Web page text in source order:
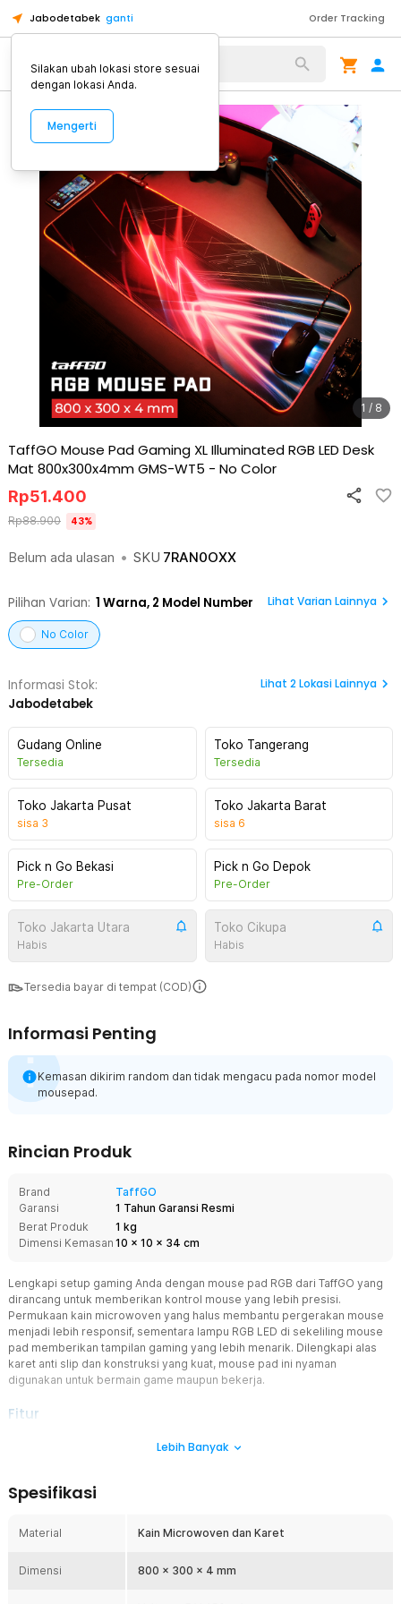
Jabodetabek ganti Order Tracking
Alat Kopi
1 / 8
TaffGO Mouse Pad Gaming XL Illuminated RGB LED Desk
Mat 800x300x4mm GMS-WT5 - No Color
Belum ada ulasan • SKU 7RAN0OXX
Rp51.400
Rp88.900 43%
Pilihan Varian: 1 Warna, 2 Model Number Lihat Varian Lainnya
No Color
Informasi Stok:
Jabodetabek
Lihat 2Lokasi Lainnya
Gudang Online
Tersedia
Toko Tangerang
Tersedia
Toko Jakarta Pusat
sisa 3
Toko Jakarta Barat
sisa 6
Pick n Go Bekasi
Pre-Order
Pick n Go Depok
Pre-Order
Toko Jakarta Utara
Habis
Toko Cikupa
Habis
Tersedia bayar di tempat (COD)
Informasi Penting
Kemasan dikirim random dan tidak mengacu pada nomor model
mousepad.
Rincian Produk
Brand
TaffGO
Garansi
1 Tahun Garansi Resmi
Berat Produk
1 kg
Dimensi Kemasan 10 x 10 x 34 cm
Lengkapi setup gaming Anda dengan mouse pad RGB dari TaffGO yang
dirancang untuk memberikan kontrol mouse yang lebih presisi.
Permukaan kain microwoven yang halus membantu pergerakan mouse
menjadi lebih responsif, sementara lampu RGB LED di sekeliling mouse
pad memberikan tampilan gaming yang lebih menarik. Dilengkapi alas
karet anti slip dan konstruksi yang kuat, mouse pad ini nyaman
digunakan untuk bermain game maupun bekerja.
Fitur
Dirancang untuk Gaming
membantu sensor mouse bekerja lebih optimal. Hal ini membuat
Permukaan Kain Microwoven
dan responsif. Kombinasi kain dan karet memberikan kenyamanan
Lebih Banyak
Spesifikasi
Material Kain Microwoven dan Karet
Dimensi 800 x 300 x 4 mm
Silakan ubah lokasi store sesuai
dengan lokasi Anda.
Mengerti